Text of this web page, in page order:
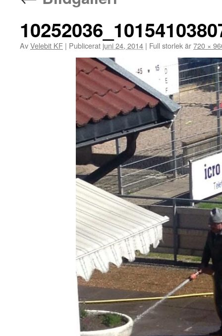
AvVelebit KF | Publicerat juni 24, 2014 | Full storlek är720 ×